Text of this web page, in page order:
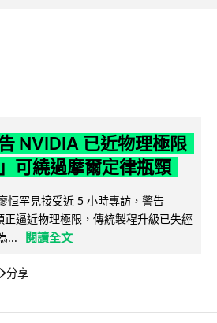
NVIDIA 已近物理極限
可繞過摩爾定律瓶頸
恒罕見接受近 5 小時專訪，警告
逼近物理極限，傳統製程升級已失經
...
閱讀全文
分享